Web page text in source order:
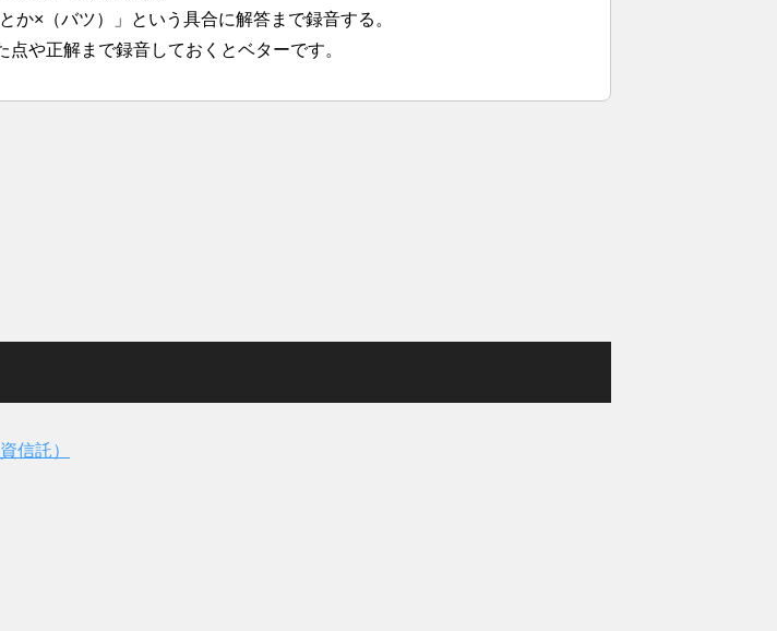
か×（バツ）」という具合に解答まで録音する。
点や正解まで録音しておくとベターです。
信託）